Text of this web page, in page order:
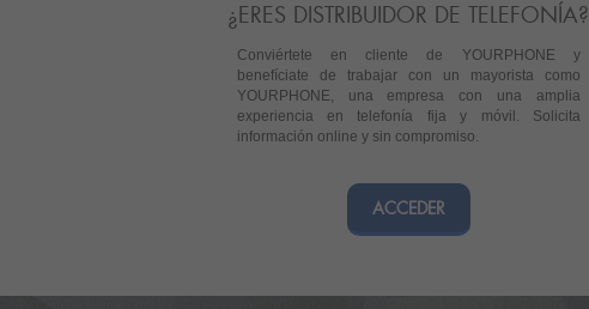
¿ERES DISTRIBUIDOR DE TELEFONÍA?
Conviértete en cliente de YOURPHONE y
benefíciate de trabajar con un mayorista como
YOURPHONE, una empresa con una amplia
experiencia en telefonía fija y móvil. Solicita
información online y sin compromiso.
ACCEDER